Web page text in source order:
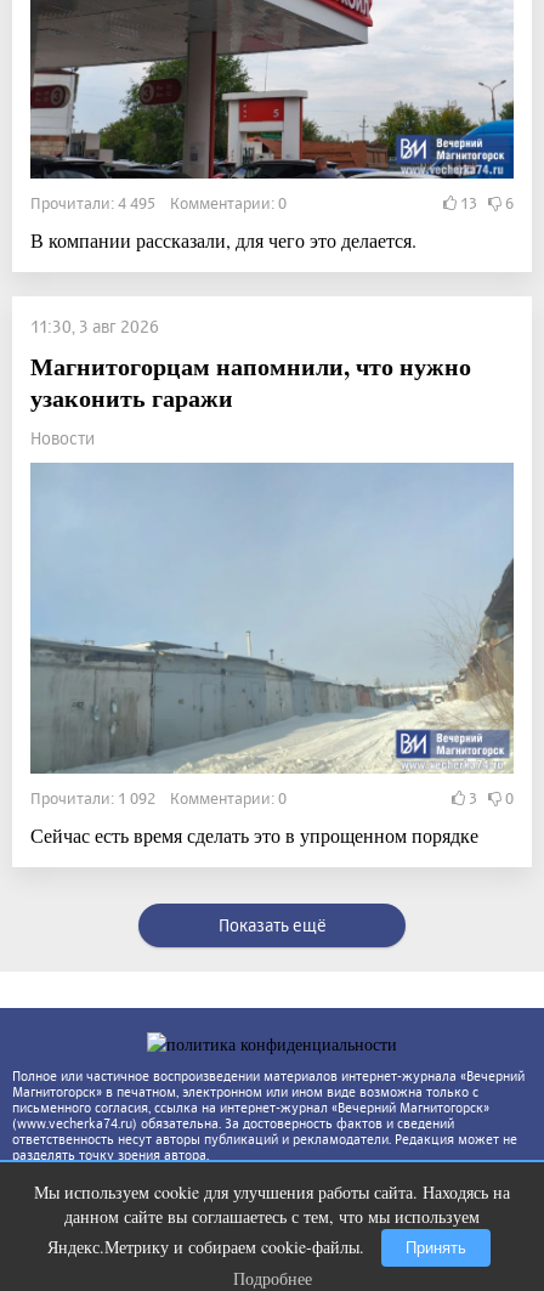
Прочитали: 4 495 Комментарии: 0 13 6
В компании рассказали, для чего это делается.
11:30, 3 авг 2026
Магнитогорцам напомнили, что нужно
узаконить гаражи
Новости
Прочитали: 1 092 Комментарии: 0 3 0
Сейчас есть время сделать это в упрощенном порядке
Показать ещё
Полное или частичное воспроизведении материалов интернет-журнала «Вечерний
Магнитогорск» в печатном, электронном или ином виде возможна только с
письменного согласия, ссылка на интернет-журнал «Вечерний Магнитогорск»
(www.vecherka74.ru) обязательна. За достоверность фактов и сведений
ответственность несут авторы публикаций и рекламодатели. Редакция может не
разделять точку зрения автора.
Мы используем cookie для улучшения работы сайта. Находясь на
данном сайте вы соглашаетесь с тем, что мы используем
Яндекс.Метрику и собираем cookie-файлы.
Принять
Подробнее
Ролик из Омска: вы будете смеяться
долго
Подробнее